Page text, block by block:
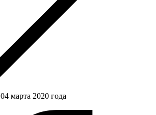
04 марта 2020 года